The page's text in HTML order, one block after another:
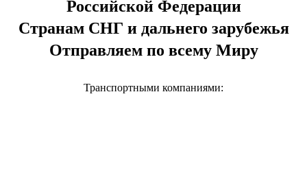
Российской Федерации
Странам СНГ и дальнего зарубежья
Отправляем по всему Миру
Транспортными компаниями: